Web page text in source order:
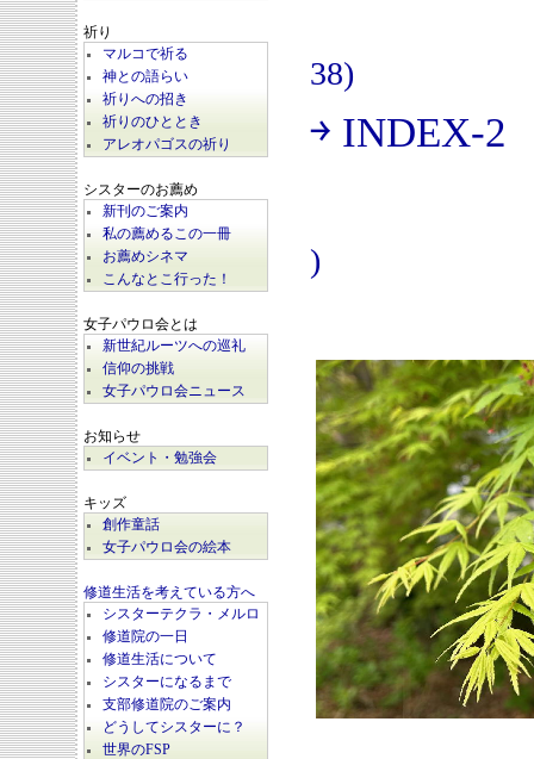
祈り
マルコで祈る
神との語らい
祈りへの招き
祈りのひととき
アレオパゴスの祈り
シスターのお薦め
新刊のご案内
私の薦めるこの一冊
お薦めシネマ
こんなとこ行った！
女子パウロ会とは
新世紀ルーツへの巡礼
信仰の挑戦
女子パウロ会ニュース
お知らせ
イベント・勉強会
キッズ
創作童話
女子パウロ会の絵本
修道生活を考えている方へ
シスターテクラ・メルロ
修道院の一日
修道生活について
シスターになるまで
支部修道院のご案内
どうしてシスターに？
世界のFSP
38)
￫ INDEX-2
)